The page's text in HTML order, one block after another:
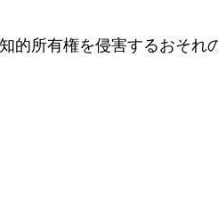
的所有権を侵害するおそれ